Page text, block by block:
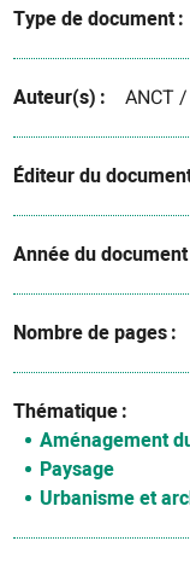
Type de document
Auteur(s) ANCT
Éditeur du
Année du document
Nombre de pages
Thématique
Aménagement
Paysage
Urbanisme et